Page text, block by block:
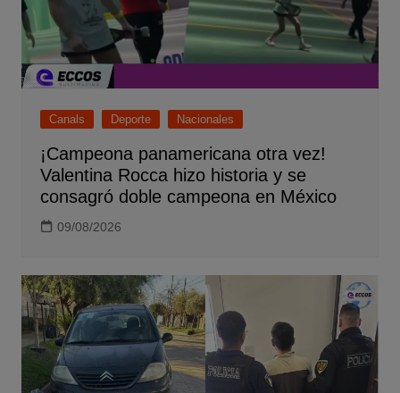
Canals Deporte Nacionales
¡Campeona panamericana otra vez!
Valentina Rocca hizo historia y se
consagró doble campeona en México
09/08/2026